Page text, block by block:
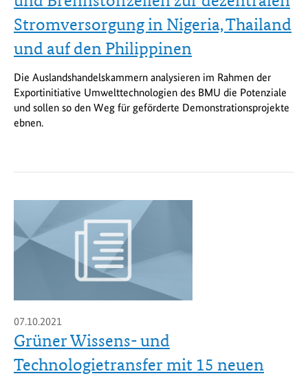
Stromversorgung in Nigeria, Thailand
und auf den Philippinen
Die Auslandshandelskammern analysieren im Rahmen der
Exportinitiative Umwelttechnologien des BMU die Potenziale
und sollen so den Weg für geförderte Demonstrationsprojekte
ebnen.
07.10.2021
Grüner Wissens- und
Technologietransfer mit 15 neuen